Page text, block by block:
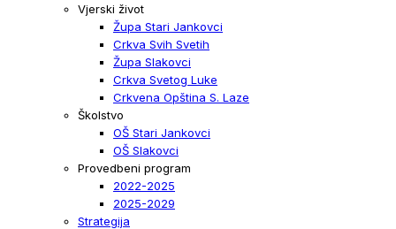
Vjerski život
Župa Stari Jankovci
Crkva Svih Svetih
Župa Slakovci
Crkva Svetog Luke
Crkvena Opština S. Laze
Školstvo
OŠ Stari Jankovci
OŠ Slakovci
Provedbeni program
2022-2025
2025-2029
Strategija